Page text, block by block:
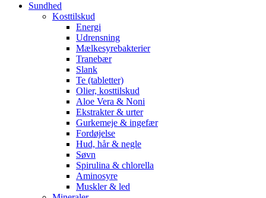
Sundhed
Kosttilskud
Energi
Udrensning
Mælkesyrebakterier
Tranebær
Slank
Te (tabletter)
Olier, kosttilskud
Aloe Vera & Noni
Ekstrakter & urter
Gurkemeje & ingefær
Fordøjelse
Hud, hår & negle
Søvn
Spirulina & chlorella
Aminosyre
Muskler & led